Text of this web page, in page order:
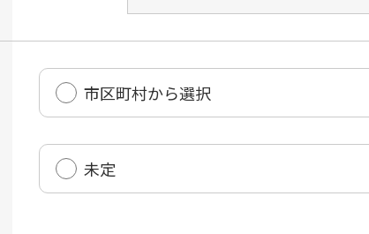
市区町村から選択
未定